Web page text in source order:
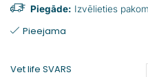
Piegāde: Izvēlieties
Pieejama
Vet life SVARS